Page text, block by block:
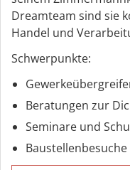
Dreamteam sind sie
Handel und
Schwerpunkte:
Beratungen zur
Seminare und
Baustellenbesuche